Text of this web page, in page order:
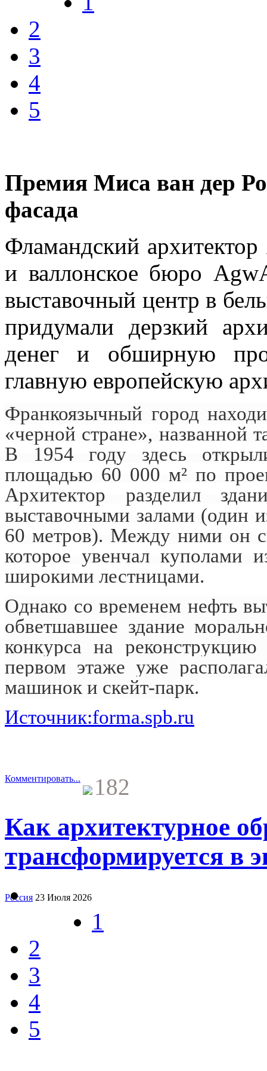
2
3
4
5
Премия Миса ван дер
фасада
Фламандский
и валлонское бюро
выставочный центр в
придумали дерзкий
денег и обширную
главную европейскую
Франкоязычный город
«черной стране», названной
В 1954 году здесь
площадью 60 000 м² по
Архитектор разделил
выставочными залами (один
60 метров). Между ними он
которое увенчал куполами
широкими лестницами.
Однако со временем нефть
обветшавшее здание
конкурса на
первом этаже уже
машинок и скейт-парк.
Источник:forma.spb.ru
Комментировать... 182
Как архитектурное
трансформируется в
Россия 23 Июля 2026
1
2
3
4
5